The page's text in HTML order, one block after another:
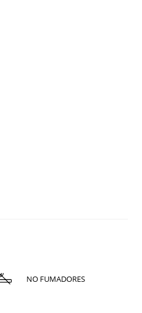
NO FUMADORES